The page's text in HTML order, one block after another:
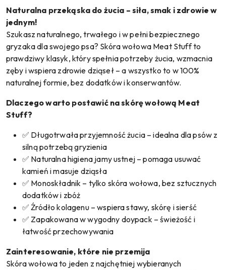
Naturalna przekąska do żucia – siła, smak i zdrowie w
jednym!
Szukasz naturalnego, trwałego i w pełni bezpiecznego
gryzaka dla swojego psa? Skóra wołowa Meat Stuff to
prawdziwy klasyk, który spełnia potrzeby żucia, wzmacnia
zęby i wspiera zdrowie dziąseł – a wszystko to w 100%
naturalnej formie, bez dodatków i konserwantów.
Dlaczego warto postawić na skórę wołową Meat
Stuff?
✅ Długotrwała przyjemność żucia – idealna dla psów z
silną potrzebą gryzienia
✅ Naturalna higiena jamy ustnej – pomaga usuwać
kamień i masuje dziąsła
✅ Monoskładnik – tylko skóra wołowa, bez sztucznych
dodatków i zbóż
✅ Źródło kolagenu – wspiera stawy, skórę i sierść
✅ Zapakowana w wygodny doypack – świeżość i
łatwość przechowywania
Zainteresowanie, które nie przemija
Skóra wołowa to jeden z najchętniej wybieranych